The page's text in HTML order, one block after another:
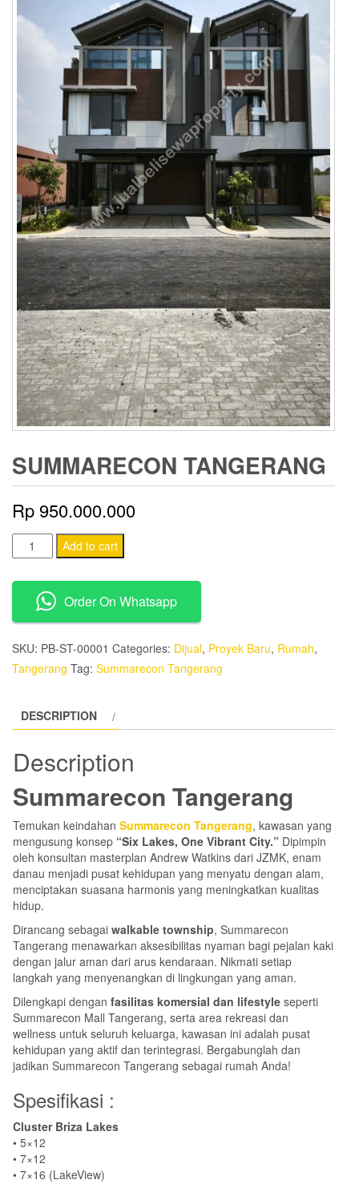
SUMMARECON TANGERANG
Rp 950.000.000
Summarecon
Tangerang
quantity
Add to cart
Order On Whatsapp
SKU: PB-ST-00001 Categories: Dijual, Proyek Baru, Rumah,
Tangerang Tag: Summarecon Tangerang
DESCRIPTION
Description
Summarecon Tangerang
Temukan keindahan Summarecon Tangerang, kawasan yang
mengusung konsep “Six Lakes, One Vibrant City.” Dipimpin
oleh konsultan masterplan Andrew Watkins dari JZMK, enam
danau menjadi pusat kehidupan yang menyatu dengan alam,
menciptakan suasana harmonis yang meningkatkan kualitas
hidup.
Dirancang sebagai walkable township, Summarecon
Tangerang menawarkan aksesibilitas nyaman bagi pejalan kaki
dengan jalur aman dari arus kendaraan. Nikmati setiap
langkah yang menyenangkan di lingkungan yang aman.
Dilengkapi dengan fasilitas komersial dan lifestyle seperti
Summarecon Mall Tangerang, serta area rekreasi dan
wellness untuk seluruh keluarga, kawasan ini adalah pusat
kehidupan yang aktif dan terintegrasi. Bergabunglah dan
jadikan Summarecon Tangerang sebagai rumah Anda!
Spesifikasi :
Cluster Briza Lakes
• 5×12
• 7×12
• 7×16 (LakeView)